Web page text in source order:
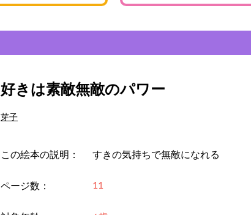
好きは素敵無敵のパワー
芽子
この絵本の説明： すきの気持ちで無敵になれる
ページ数： 11